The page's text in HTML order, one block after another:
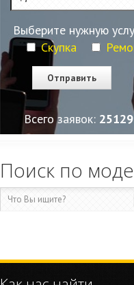
Выберите нужную
Скупка
Всего заявок: 25129
Поиск по